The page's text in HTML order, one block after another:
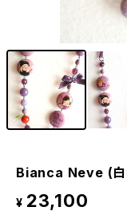
Bianca Neve (白
¥ 23,100